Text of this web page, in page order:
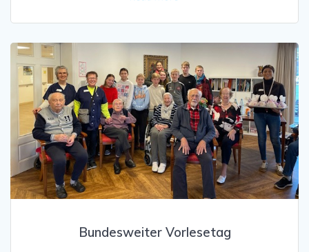
Bundesweiter Vorlesetag